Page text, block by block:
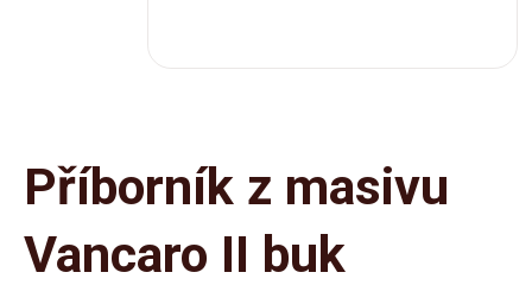
Příborník z masivu
Vancaro II buk